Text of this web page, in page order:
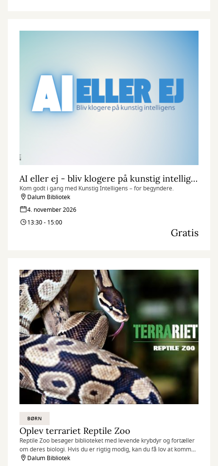
AI eller ej - bliv klogere på kunstig intelligens.
Kom godt i gang med Kunstig Intelligens – for begyndere.
Dalum Bibliotek
4. november 2026
13:30 - 15:00
Gratis
BØRN
Oplev terrariet Reptile Zoo
Reptile Zoo besøger biblioteket med levende krybdyr og fortæller
om deres biologi. Hvis du er rigtig modig, kan du få lov at komme
helt tæt på og røre dyrene!
Dalum Bibliotek